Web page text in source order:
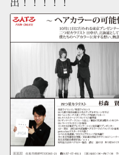
出！！！！！